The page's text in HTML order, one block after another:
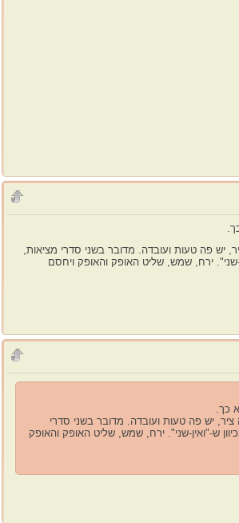
יש פה טעות ועובדה. מדובר בשני סדרי מציאות,
ירח, שמש, שליט האופק והאופק ויחסם
כך.
יש פה טעות ועובדה. מדובר בשני סדרי
ש-"ואין-שני". ירח, שמש, שליט האופק והאופק